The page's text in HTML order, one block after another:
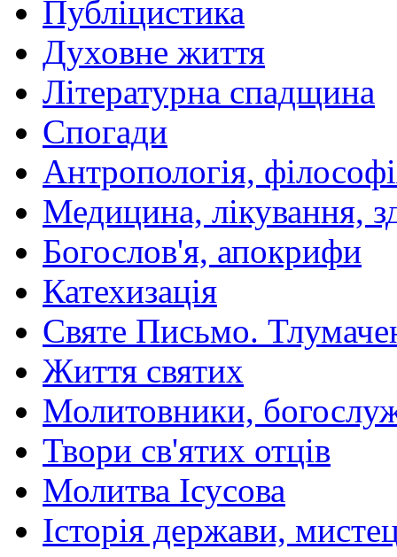
Публіцистика
Духовне життя
Літературна спадщина
Спогади
Антропологія,
Медицина, лікування,
Богослов'я, апокрифи
Катехизація
Святе Письмо.
Життя святих
Молитовники,
Твори св'ятих отців
Молитва Ісусова
Історія держави,